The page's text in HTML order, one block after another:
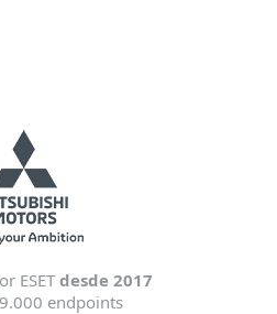
ESET desde 2017
endpoints